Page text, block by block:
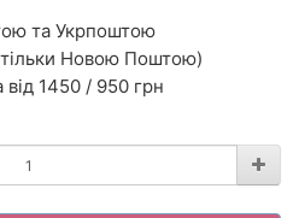
та Укрпоштою
Новою Поштою)
1450 / 950 грн